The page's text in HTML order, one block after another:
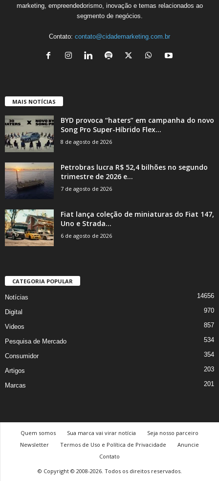
marketing, empreendedorismo, inovação e temas relacionados ao
segmento de negócios.
Contato: contato@cidademarketing.com.br
MAIS NOTÍCIAS
BYD provoca “haters” em campanha do novo
Song Pro Super-Híbrido Flex...
8 de agosto de 2026
Petrobras lucra R$ 52,4 bilhões no segundo
trimestre de 2026 e...
7 de agosto de 2026
Fiat lança coleção de miniaturas do Fiat 147,
Uno e Strada...
6 de agosto de 2026
CATEGORIA POPULAR
Notícias 14656
Digital 970
Videos 857
Pesquisa de Mercado 534
Consumidor 354
Artigos 203
Marcas 201
Quem somos Sua marca vai virar notícia
Seja nosso parceiro
Newsletter
Termos de Uso e Política de Privacidade
Anuncie
Contato
© Copyright © 2008-2026. Todos os direitos reservados.